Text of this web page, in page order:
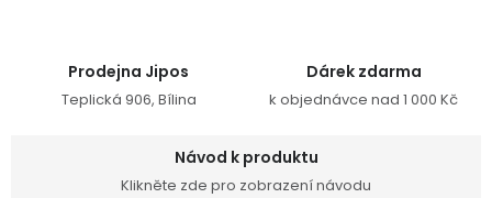
Prodejna Jipos
Teplická 906, Bílina
Dárek zdarma
k objednávce nad 1 000 Kč
Návod k produktu
Klikněte zde pro zobrazení návodu